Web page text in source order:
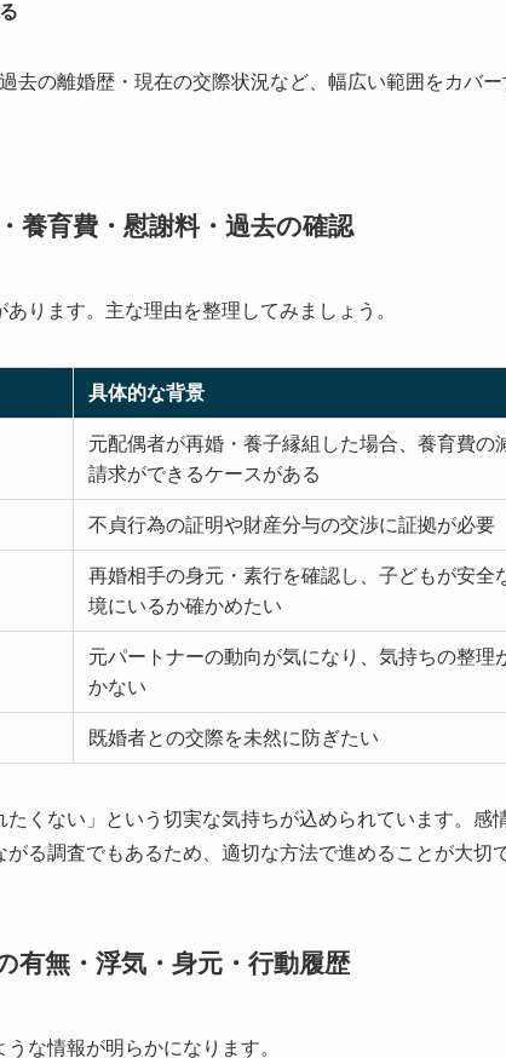
去の離婚歴・現在の交際状況など、幅広い範囲をカバー
養育費・慰謝料・過去の確認
ります。主な理由を整理してみましょう。
具体的な背景
元配偶者が再婚・養子縁組した場合、養育費の
請求ができるケースがある
不貞行為の証明や財産分与の交渉に証拠が必要
再婚相手の身元・素行を確認し、子どもが安全
境にいるか確かめたい
元パートナーの動向が気になり、気持ちの整理
かない
既婚者との交際を未然に防ぎたい
くない」という切実な気持ちが込められています。感
る調査でもあるため、適切な方法で進めることが大切
有無・浮気・身元・行動履歴
な情報が明らかになります。